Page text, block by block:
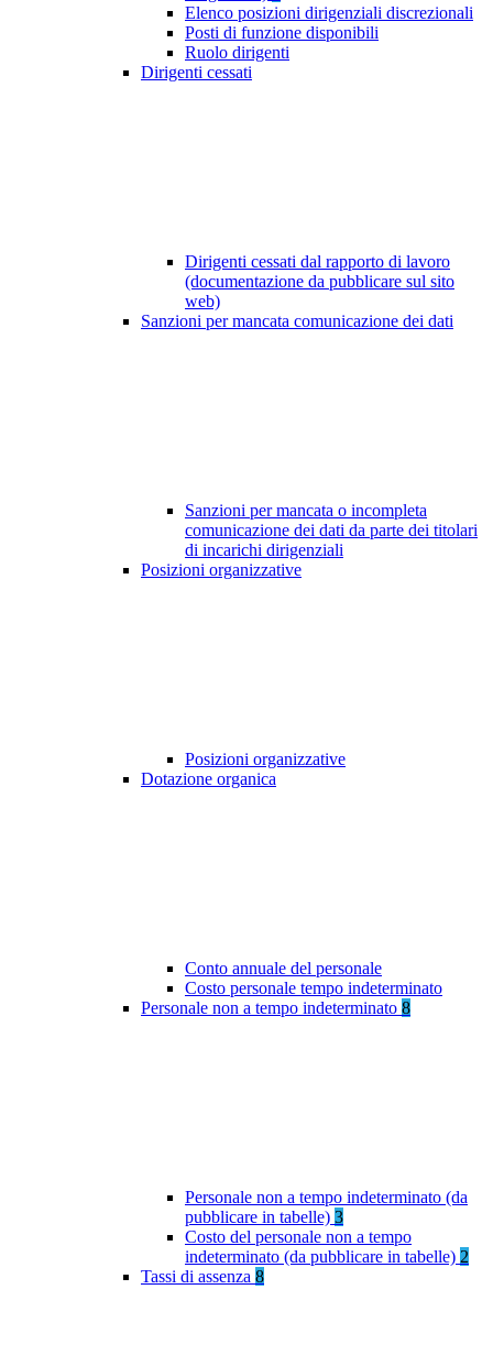
Elenco posizioni dirigenziali discrezionali
Posti di funzione disponibili
Ruolo dirigenti
Dirigenti cessati
Dirigenti cessati dal rapporto di lavoro
(documentazione da pubblicare sul sito
web)
Sanzioni per mancata comunicazione dei dati
Sanzioni per mancata o incompleta
comunicazione dei dati da parte dei titolari
di incarichi dirigenziali
Posizioni organizzative
Posizioni organizzative
Dotazione organica
Conto annuale del personale
Costo personale tempo indeterminato
Personale non a tempo indeterminato 8
Personale non a tempo indeterminato (da
pubblicare in tabelle) 3
Costo del personale non a tempo
indeterminato (da pubblicare in tabelle) 2
Tassi di assenza 8